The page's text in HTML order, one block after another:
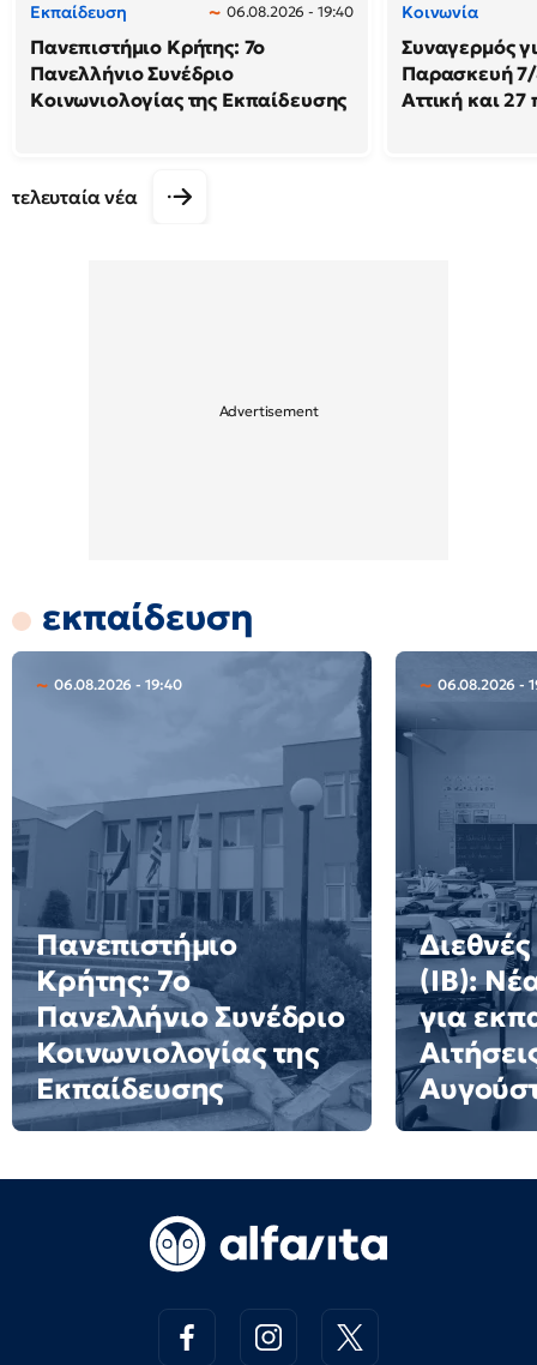
Εκπαίδευση 06.08.2026 - 19:40
Πανεπιστήμιο Κρήτης: 7ο
Πανελλήνιο Συνέδριο
Κοινωνιολογίας της Εκπαίδευσης
Κοινωνία
Συναγερμός
Παρασκευή 7/
Αττική και 27
τελευταία νέα
εκπαίδευση
06.08.2026 - 19:40
Πανεπιστήμιο
Κρήτης: 7ο
Πανελλήνιο Συνέδριο
Κοινωνιολογίας της
Εκπαίδευσης
06.08.2026 -
(IB):
για